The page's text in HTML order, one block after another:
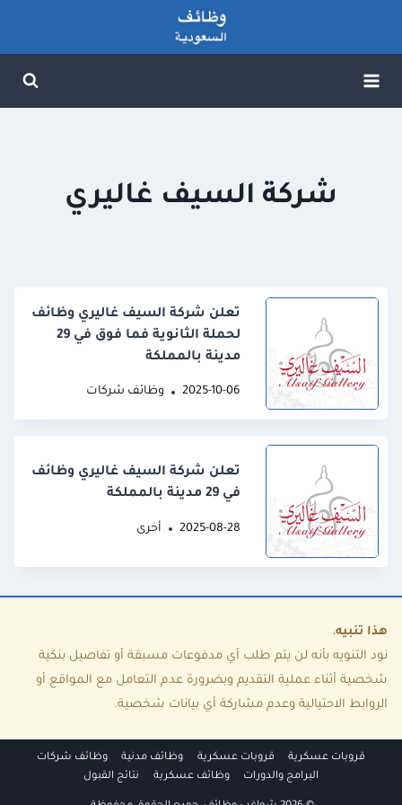
المحتوى
شركة السيف غاليري
تعلن شركة السيف غاليري وظائف
لحملة الثانوية فما فوق في 29
مدينة بالمملكة
2025-10-06 وظائف شركات
تعلن شركة السيف غاليري وظائف
في 29 مدينة بالمملكة
2025-08-28 أخرى
هذا تنبيه،
نود التنويه بأنه لن يتم طلب أي مدفوعات مسبقة أو تفاصيل بنكية
شخصية أثناء عملية التقديم وبضرورة عدم التعامل مع المواقع أو
الروابط الاحتيالية وعدم مشاركة أي بيانات شخصية.
قروبات عسكرية قروبات عسكرية وظائف مدنية
وظائف شركات
البرامج والدورات
وظائف عسكرية نتائج القبول